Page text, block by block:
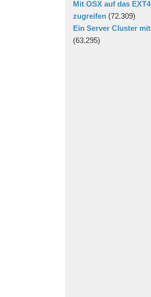
Mit OSX auf das
zugreifen (72.309)
Ein Server Cluster
(63.295)